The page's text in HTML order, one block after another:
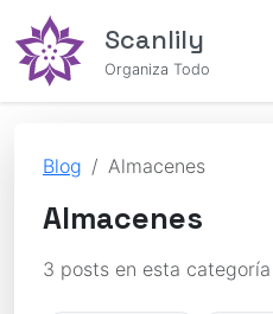
Scanlily
Organiza Todo
Blog Almacenes
Almacenes
3 posts en esta categoría